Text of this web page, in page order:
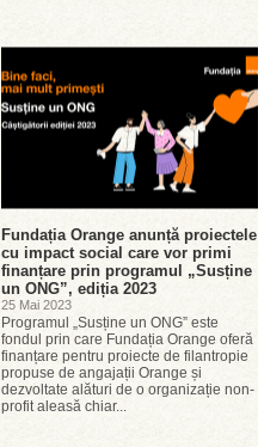
Fundația Orange anunță proiectele
cu impact social care vor primi
finanțare prin programul „Susține
un ONG”, ediția 2023
25 Mai 2023
Programul „Susține un ONG” este
fondul prin care Fundația Orange oferă
finanțare pentru proiecte de filantropie
propuse de angajații Orange și
dezvoltate alături de o organizație non-
profit aleasă chiar...